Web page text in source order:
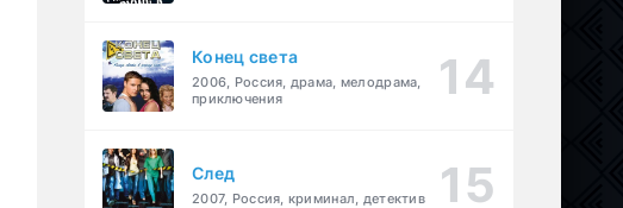
Конец света
2006, Россия, драма, мелодрама,
приключения
След
2007, Россия, криминал, детектив